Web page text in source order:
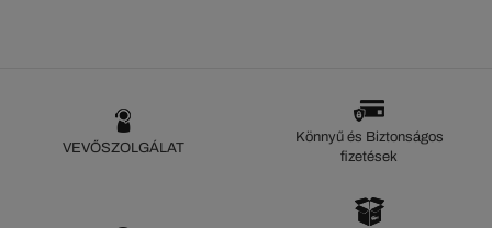
VEVŐSZOLGÁLAT
Könnyű és Biztonságos
fizetések